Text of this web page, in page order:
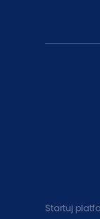
Startuj